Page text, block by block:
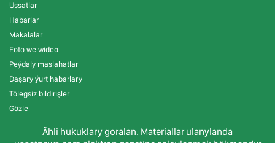
Ussatlar
Habarlar
Makalalar
Foto we wideo
Peýdaly maslahatlar
Daşary ýurt habarlary
Tölegsiz bildirişler
Gözle
Ähli hukuklary goralan. Materiallar ulanylanda